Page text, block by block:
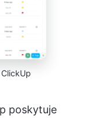
poskytuje